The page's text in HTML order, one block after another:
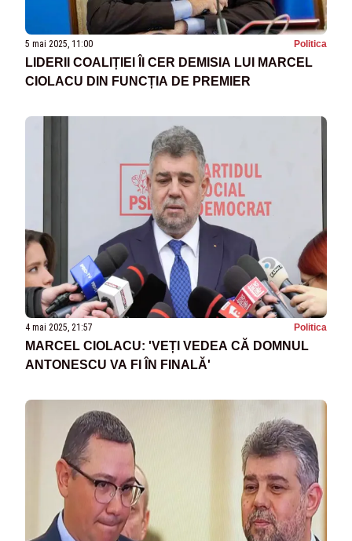
5 mai 2025, 11:00 Politica
LIDERII COALIȚIEI ÎI CER DEMISIA LUI MARCEL
CIOLACU DIN FUNCȚIA DE PREMIER
4 mai 2025, 21:57 Politica
MARCEL CIOLACU: 'VEȚI VEDEA CĂ DOMNUL
ANTONESCU VA FI ÎN FINALĂ'